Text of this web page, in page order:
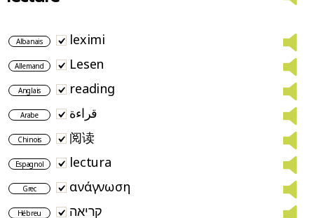
Albanais leximi
Allemand Lesen
Anglais reading
Arabe قراءة
Chinois 阅读
Espagnol lectura
Grec ανάγνωση
Hébreu קריאה